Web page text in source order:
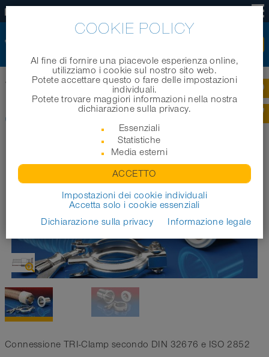
Home | Prodotti | Tubi industriali | CONNECT TRI-CLAMP FITTING 245
CONNECT TRI-CLAMP FITTING 245
Connessione TRI-Clamp secondo DIN 32676 e ISO 2852
COOKIE POLICY
Al fine di fornire una piacevole esperienza online,
utilizziamo i cookie sul nostro sito web.
Potete accettare questo o fare delle impostazioni
individuali.
Potete trovare maggiori informazioni nella nostra
dichiarazione sulla privacy.
Essenziali
Statistiche
Media esterni
ACCETTO
Impostazioni dei cookie individuali
Accetta solo i cookie essenziali
Dichiarazione sulla privacy
Informazione legale